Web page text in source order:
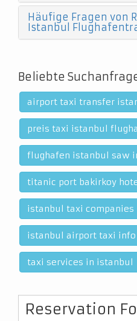
Häufige Fragen von
Istanbul
Beliebte
airport taxi transfer
preis taxi istanbul
flughafen istanbul saw
titanic port bakirkoy
istanbul taxi companies
istanbul airport taxi info
taxi services in istanbul
Reservation